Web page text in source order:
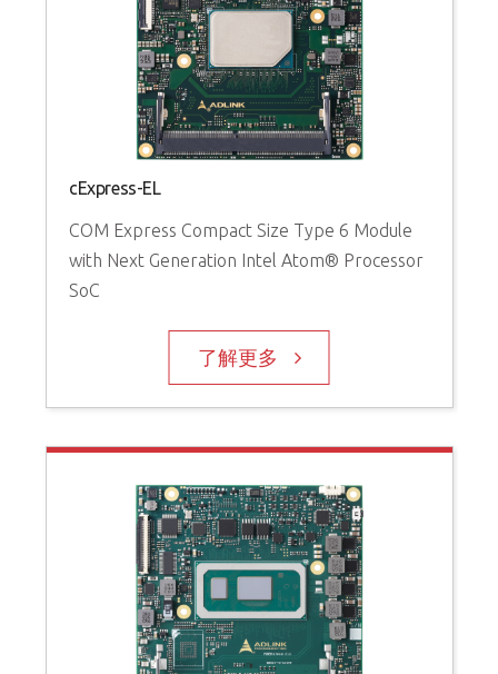
cExpress-EL
COM Express Compact Size Type 6 Module
with Next Generation Intel Atom® Processor
SoC
了解更多